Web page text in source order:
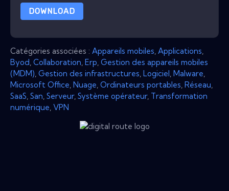
DOWNLOAD
Catégories associées : Appareils mobiles Applications
Byod Collaboration Erp Gestion des appareils mobiles
(MDM) Gestion des infrastructures Logiciel Malware
Microsoft Office Nuage Ordinateurs portables Réseau
SaaS San Serveur, Système opérateur, Transformation
numérique VPN